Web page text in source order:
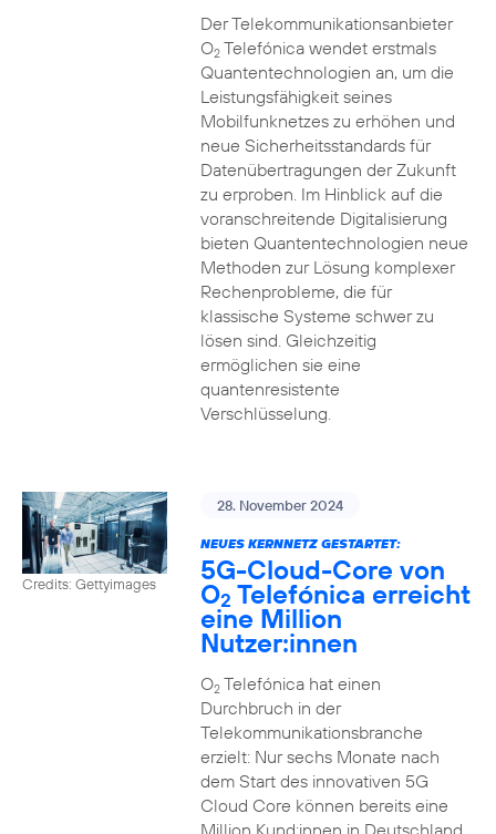
Der Telekommunikationsanbieter
O2Telefónica wendet erstmals
Quantentechnologien an, um die
Leistungsfähigkeit seines
Mobilfunknetzes zu erhöhen und
neue Sicherheitsstandards für
Datenübertragungen der Zukunft
zu erproben. Im Hinblick auf die
voranschreitende Digitalisierung
bieten Quantentechnologien neue
Methoden zur Lösung komplexer
Rechenprobleme, die für
klassische Systeme schwer zu
lösen sind. Gleichzeitig
ermöglichen sie eine
quantenresistente
Verschlüsselung.
Credits: Gettyimages
28. November 2024
NEUES KERNNETZ GESTARTET:
5G-Cloud-Core von
O2 Telefónica erreicht
eine Million
Nutzer:innen
O2Telefónica hat einen
Durchbruch in der
Telekommunikationsbranche
erzielt: Nur sechs Monate nach
dem Start des innovativen 5G
Cloud Core können bereits eine
Million Kund:innen in Deutschland